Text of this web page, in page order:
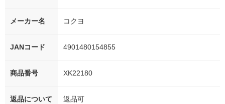
メーカー名 コクヨ
JANコード 4901480154855
商品番号 XK22180
返品について
返品可